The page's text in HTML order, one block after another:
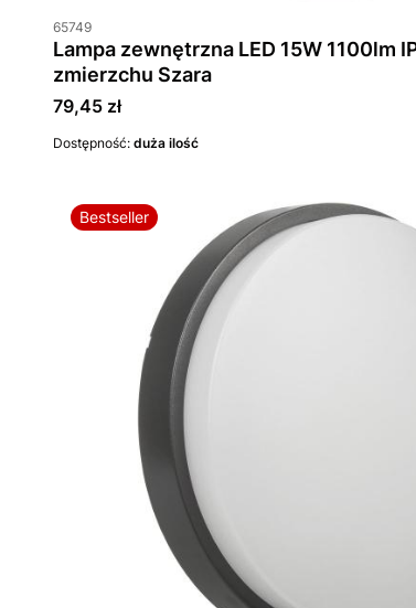
65749
Lampa zewnętrzna LED 15W 1100lm IP54 4000K z czujnikiem ruchu i
zmierzchu Szara
Cena
79,45 zł
Dostępność: duża ilość
Bestseller